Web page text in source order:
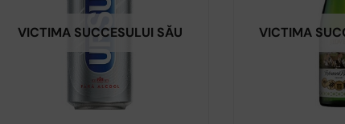
VICTIMA SUCCESULUI SĂU VICTIMA